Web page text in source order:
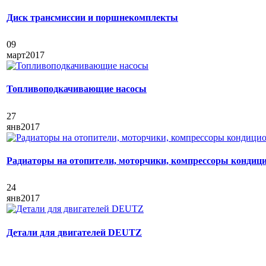
Диск трансмиссии и поршнекомплекты
09
март2017
Топливоподкачивающие насосы
27
янв2017
Радиаторы на отопители, моторчики, компрессоры
24
янв2017
Детали для двигателей DEUTZ